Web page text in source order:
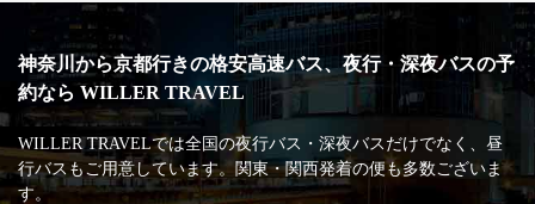
神奈川から京都行きの格安高速バス、夜行・深夜バスの予
約なら WILLER TRAVEL
WILLER TRAVELでは全国の夜行バス・深夜バスだけでなく、昼
行バスもご用意しています。関東・関西発着の便も多数ございま
す。